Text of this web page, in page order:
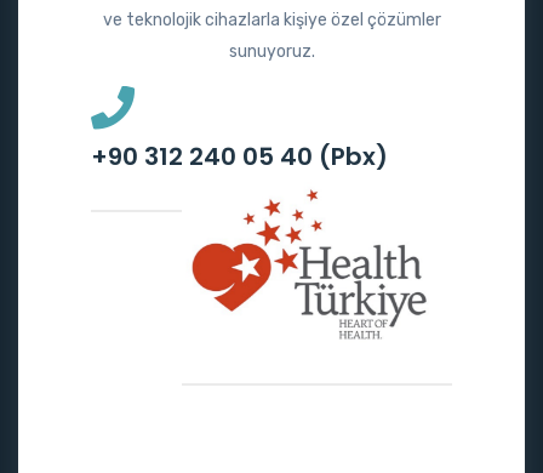
ve teknolojik cihazlarla kişiye özel çözümler
sunuyoruz.
+90 312 240 05 40 (Pbx)